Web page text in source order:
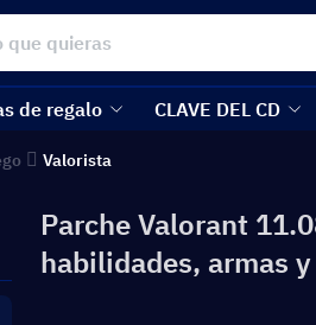
de regalo CLAVE DEL CD
Valorista
Parche Valorant
habilidades, armas